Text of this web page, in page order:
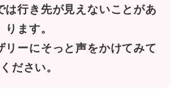
は行き先が見えないことがあ
ります。
リーにそっと声をかけてみて
ください。